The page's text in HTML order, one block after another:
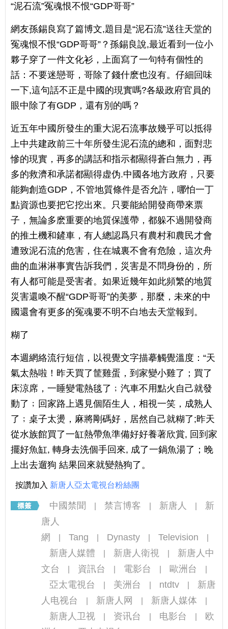
“泥石流”冤魂恨不恨“GDP哥哥”
網友孫錫良寫了篇博文,題目是“泥石流”送往天堂的
冤魂恨不恨“GDP哥哥”？孫錫良說,最近看到一位小
夥子穿了一件文化衫，上面寫了一句特有個性的
話：不要迷戀哥，哥除了錢什麽也沒有。仔細回味
一下,這句話不正是中國的現實嗎?各級政府官員的
眼中除了有GDP，還有別的嗎？
近五年中國所發生的重大泥石流事故幾乎可以抵得
上中共建政前三十年所發生泥石流的總和，面對悲
慘的現實，再多的講話和指示都顯得蒼白無力，再
多的救濟和承諾都顯得虚伪.中國各地方政府，只要
能夠創造GDP，不管地質條件是否允許，哪怕一丁
點資源也要把它挖出來。只要能給開發商帶來票
子，無論多麽重要的地質保護帶，都躲不過開發商
的推土機和鏟車，有人總認爲只有農村和農民才會
遭致泥石流的危害，住在城裏不會有危險，這次舟
曲的血淋淋事實告訴我們，災害是不問身份的，所
有人都可能是受害者。如果近幾年如此頻繁的地質
災害還喚不醒“GDP哥哥”的美夢，那麼，未來的中
國還會有更多的冤魂要不明不白地去天堂報到。
糊了
本週網絡流行短信，以視覺文字描摹觸覺溫度：“天
氣太熱啦！昨天買了筐雞蛋，到家變小雞了；買了
床涼席，一睡變電熱毯了﹔汽車不用點火自己就發
動了﹔回家路上遇見個陌生人，相視一笑，成熟人
了﹔桌子太燙，麻將剛碼好，居然自己就糊了;昨天
從水族館買了一缸熱帶魚準備好好養著欣賞, 回到家
擺好魚缸, 轉身去洗個手回來, 成了一鍋魚湯了；晚
上出去遛狗 結果回來就變熱狗了。
按讚加入 新唐人亞太電視台粉絲團
中國禁聞 禁言博客 新唐人
新
唐人
網
Tang Dynasty Television
新唐人媒體 新唐人衛視
新唐人中
文台
資訊台 電影台 歐洲台
亞太電視台 美洲台 ntdtv
新唐
人电视台
新唐人网 新唐人媒体
新唐人卫视 资讯台 电影台
欧